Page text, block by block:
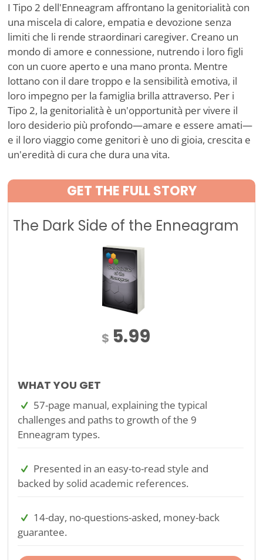
I Tipo 2 dell'Enneagram affrontano la genitorialità con
una miscela di calore, empatia e devozione senza
limiti che li rende straordinari caregiver. Creano un
mondo di amore e connessione, nutrendo i loro figli
con un cuore aperto e una mano pronta. Mentre
lottano con il dare troppo e la sensibilità emotiva, il
loro impegno per la famiglia brilla attraverso. Per i
Tipo 2, la genitorialità è un'opportunità per vivere il
loro desiderio più profondo—amare e essere amati—
e il loro viaggio come genitori è uno di gioia, crescita e
un'eredità di cura che dura una vita.
GET THE FULL STORY
The Dark Side of the Enneagram
$ 5.99
WHAT YOU GET
57-page manual, explaining the typical
challenges and paths to growth of the 9
Enneagram types.
Presented in an easy-to-read style and
backed by solid academic references.
14-day, no-questions-asked, money-back
guarantee.